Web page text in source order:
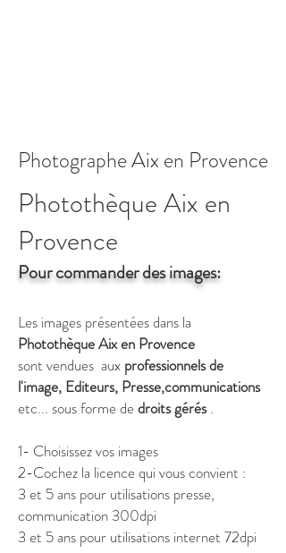
Photographe Aix en Provence
Photothèque Aix en
Provence
Pour commander des images:
Les images présentées dans la
Photothèque Aix en Provence
sont vendues aux professionnels de
l'image, Editeurs, Presse,communications
etc... sous forme dedroits gérés.
1- Choisissez vos images
2-Cochez la licence qui vous convient :
3 et 5 ans pour utilisations presse,
communication 300dpi
3 et 5 ans pour utilisations internet 72dpi